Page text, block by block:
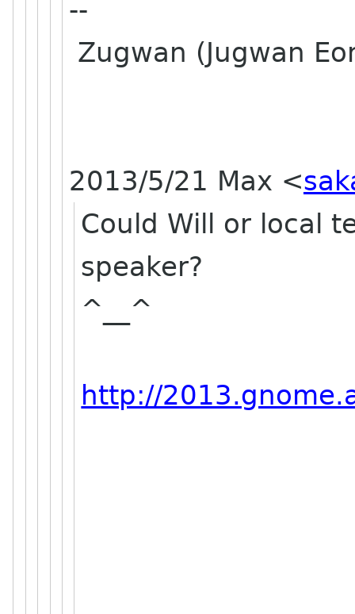
--
Zugwan (Jugwan
2013/5/21 Max <
Could Will or local
speaker?
^__^
http://